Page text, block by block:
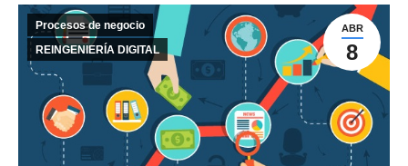
ABR
8
Procesos de negocio
REINGENIERÍA DIGITAL